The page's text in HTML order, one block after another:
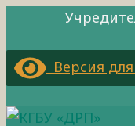
Версия